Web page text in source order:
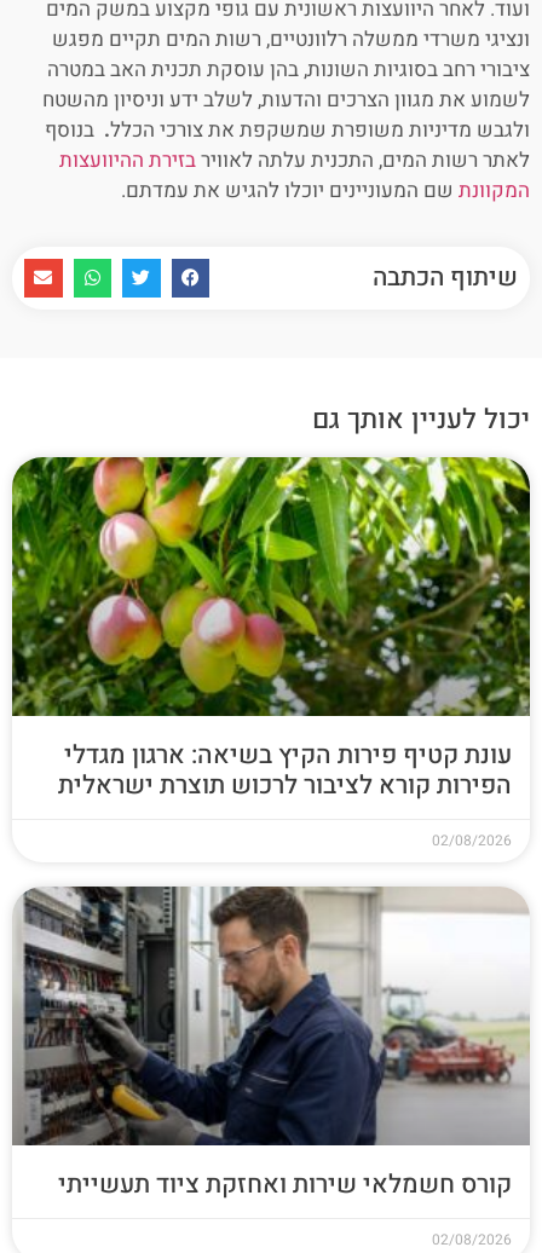
ועוד. לאחר היוועצות ראשונית עם גופי מקצוע במשק המים
ונציגי משרדי ממשלה רלוונטיים, רשות המים תקיים מפגש
ציבורי רחב בסוגיות השונות, בהן עוסקת תכנית האב במטרה
לשמוע את מגוון הצרכים והדעות, לשלב ידע וניסיון מהשטח
ולגבש מדיניות משופרת שמשקפת את צורכי הכלל. בנוסף
לאתר רשות המים, התכנית עלתה לאווירבזירת ההיוועצות
המקוונת שם המעוניינים יוכלו להגיש את עמדתם.
שיתוף הכתבה
יכול לעניין אותך גם
עונת קטיף פירות הקיץ בשיאה: ארגון מגדלי
הפירות קורא לציבור לרכוש תוצרת ישראלית
02/08/2026
קורס חשמלאי שירות ואחזקת ציוד תעשייתי
02/08/2026